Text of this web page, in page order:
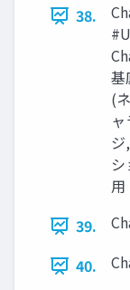
38.
基
(
用
39.
40.